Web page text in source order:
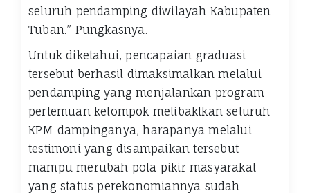
seluruh pendamping diwilayah Kabupaten
Tuban.” Pungkasnya.
Untuk diketahui, pencapaian graduasi
tersebut berhasil dimaksimalkan melalui
pendamping yang menjalankan program
pertemuan kelompok melibaktkan seluruh
KPM dampinganya, harapanya melalui
testimoni yang disampaikan tersebut
mampu merubah pola pikir masyarakat
yang status perekonomiannya sudah